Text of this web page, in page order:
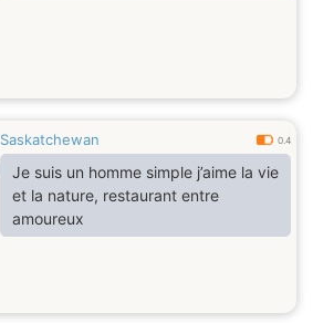
Saskatchewan 0.4
Je suis un homme simple j’aime la vie
et la nature, restaurant entre
amoureux